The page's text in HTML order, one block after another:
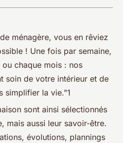
ménagère, vous en rêviez
! Une fois par semaine,
chaque mois : nos
soin de votre intérieur et de
simplifier la vie."1
sont ainsi sélectionnés
mais aussi leur savoir-être.
évolutions, plannings